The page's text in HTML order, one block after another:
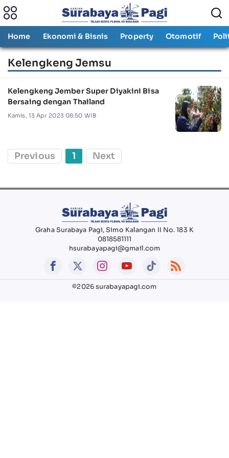
Home Ekonomi & Bisnis Property Otomotif
Kelengkeng Jemsu
Kelengkeng Jember Super Diyakini Bisa
Bersaing dengan Thailand
Kamis, 13 Apr 2023 08:50 WIB
Previous 1 Next
Graha Surabaya Pagi, Simo Kalangan II No. 183 K
0818581111
hsurabayapagi@gmail.com
©2026 surabayapagi.com